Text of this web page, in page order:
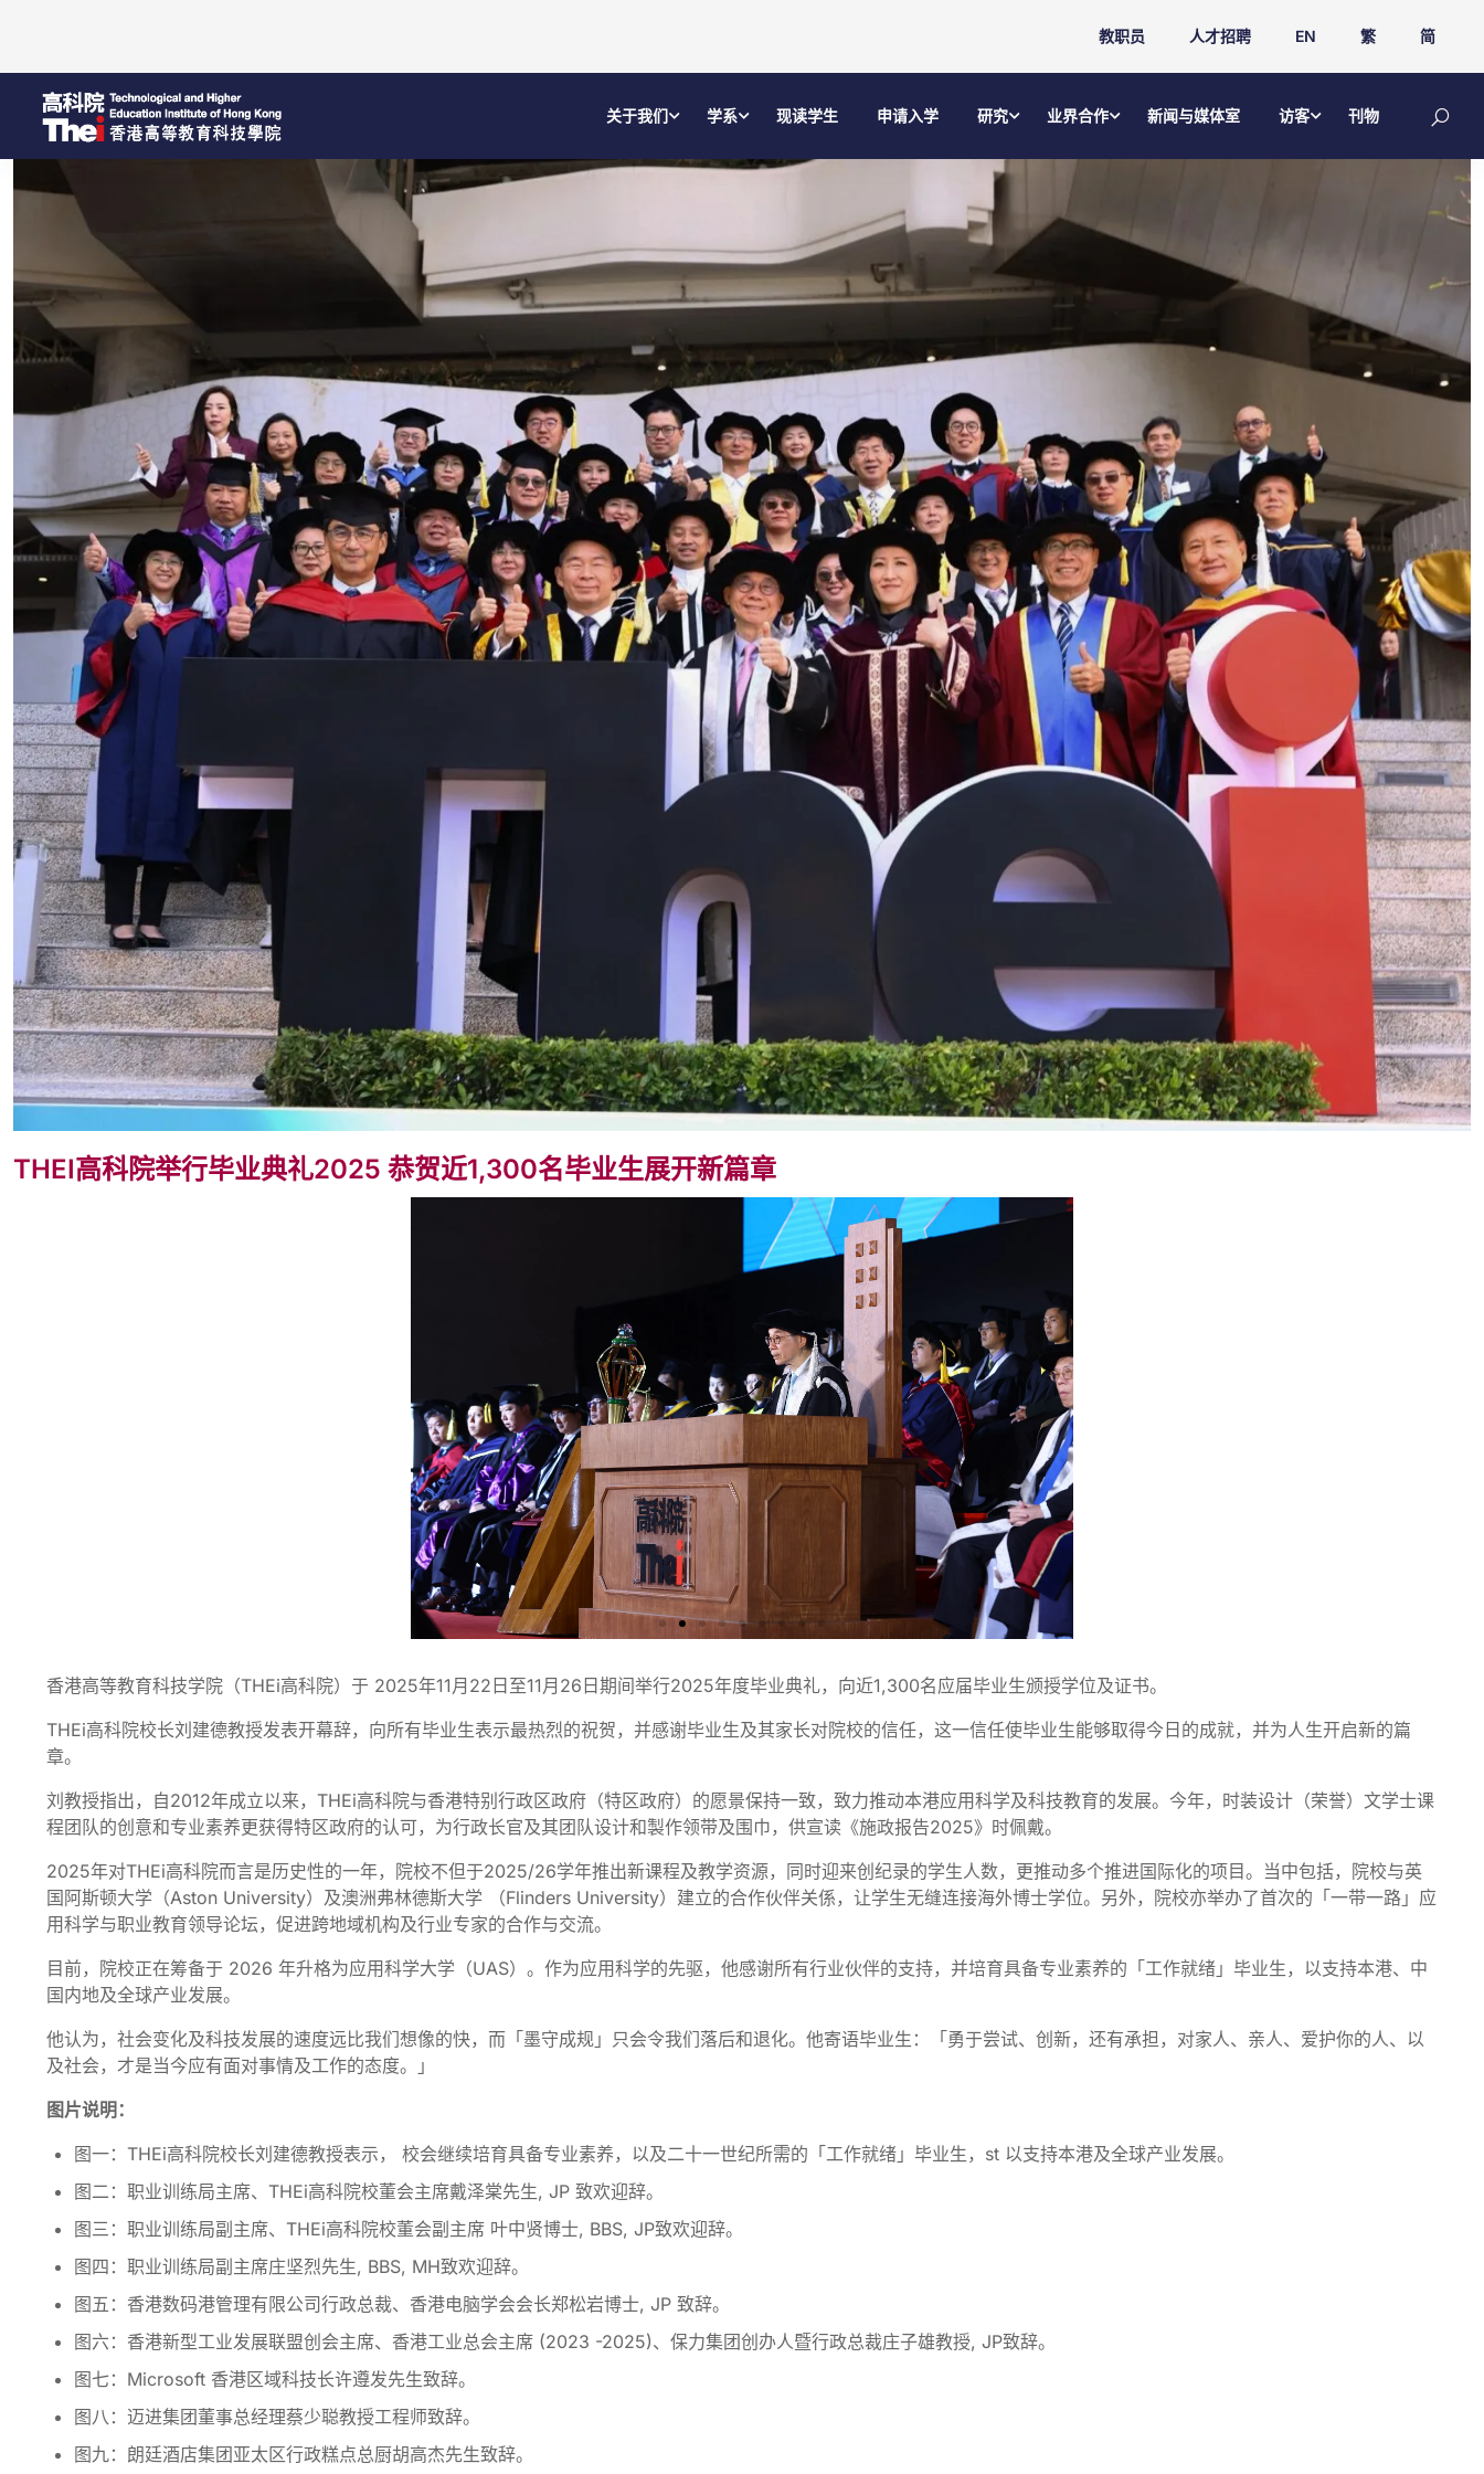
教职员 人才招聘 EN 繁 简
关于我们 学系 现读学生 申请入学 研究 业界合作 新闻与媒体室 访客 刊物
THEI高科院举行毕业典礼2025 恭贺近1,300名毕业生展开新篇章
香港高等教育科技学院（THEi高科院）于 2025年11月22日至11月26日期间举行2025年度毕业典礼，向近1,300名应届毕业生颁授学位及证书。
THEi高科院校长刘建德教授发表开幕辞，向所有毕业生表示最热烈的祝贺，并感谢毕业生及其家长对院校的信任，这一信任使毕业生能够取得今日的成就，并为人生开启新的篇
章。
刘教授指出，自2012年成立以来，THEi高科院与香港特别行政区政府（特区政府）的愿景保持一致，致力推动本港应用科学及科技教育的发展。今年，时装设计（荣誉）文学士课
程团队的创意和专业素养更获得特区政府的认可，为行政长官及其团队设计和製作领带及围巾，供宣读《施政报告2025》时佩戴。
2025年对THEi高科院而言是历史性的一年，院校不但于2025/26学年推出新课程及教学资源，同时迎来创纪录的学生人数，更推动多个推进国际化的项目。当中包括，院校与英
国阿斯顿大学（Aston University）及澳洲弗林德斯大学 （Flinders University）建立的合作伙伴关係，让学生无缝连接海外博士学位。另外，院校亦举办了首次的「一带一路」应
用科学与职业教育领导论坛，促进跨地域机构及行业专家的合作与交流。
目前，院校正在筹备于 2026 年升格为应用科学大学（UAS）。作为应用科学的先驱，他感谢所有行业伙伴的支持，并培育具备专业素养的「工作就绪」毕业生，以支持本港、中
国内地及全球产业发展。
他认为，社会变化及科技发展的速度远比我们想像的快，而「墨守成规」只会令我们落后和退化。他寄语毕业生：「勇于尝试、创新，还有承担，对家人、亲人、爱护你的人、以
及社会，才是当今应有面对事情及工作的态度。」
图片说明：
图一：THEi高科院校长刘建德教授表示， 校会继续培育具备专业素养，以及二十一世纪所需的「工作就绪」毕业生， st 以支持本港及全球产业发展。
图二：职业训练局主席、THEi高科院校董会主席戴泽棠先生, JP 致欢迎辞。
图三：职业训练局副主席、THEi高科院校董会副主席 叶中贤博士, BBS, JP致欢迎辞。
图四：职业训练局副主席庄坚烈先生, BBS, MH致欢迎辞。
图五：香港数码港管理有限公司行政总裁、香港电脑学会会长郑松岩博士, JP 致辞。
图六：香港新型工业发展联盟创会主席、香港工业总会主席 (2023 -2025)、保力集团创办人暨行政总裁庄子雄教授, JP致辞。
图七：Microsoft 香港区域科技长许遵发先生致辞。
图八：迈进集团董事总经理蔡少聪教授工程师致辞。
图九：朗廷酒店集团亚太区行政糕点总厨胡高杰先生致辞。